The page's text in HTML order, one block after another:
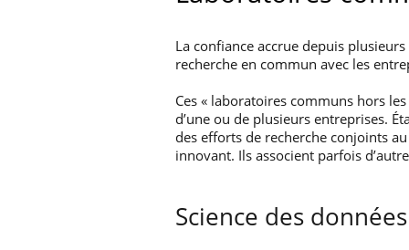
La confiance accrue depuis
recherche en commun avec les
Ces « laboratoires communs hors
d’une ou de plusieurs entreprises.
des efforts de recherche conjoints
innovant. Ils associent parfois
Science des